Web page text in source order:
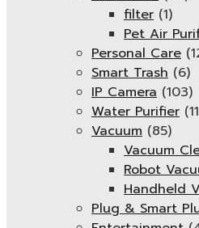
filter (1)
Pet Air
Personal Care
Smart Trash (6)
IP Camera (103)
Water Purifier
Vacuum (85)
Vacuum
Robot
Handheld
Plug & Smart